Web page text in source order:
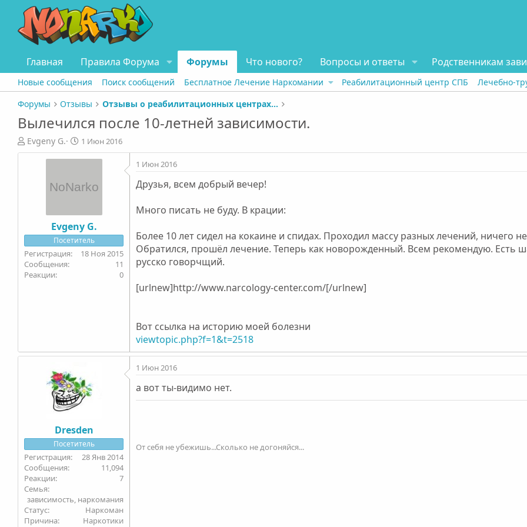
Главная Правила Форума Форумы Что нового? Вопросы и ответы Родственникам
Новые сообщения Поиск сообщений Бесплатное Лечение Наркомании Реабилитационный центр СПБ
Лечебно-
Форумы
Отзывы Отзывы о реабилитационных центрах наркозависимых
Вылечился после 10-летней зависимости.
А
в
Evgeny G.
Д
а
т
н
а
л
а
1 Июн 2016
Evgeny G.
Посетитель
18 Ноя 2015
11
0
1 Июн 2016
Друзья, всем добрый вечер!
Много писать не буду. В крации:
Более 10 лет сидел на кокаине и спидах. Проходил массу разных лечений, ничего
Обратился, прошёл лечение. Теперь как новорожденный. Всем рекомендую. Есть
русско говорчщий.
[urlnew]http://www.narcology-center.com/[/urlnew]
Вот ссылка на историю моей болезни
viewtopic.php?f=1&t=2518
Dresden
Посетитель
28 Янв 2014
11,094
7
Семья
зависимость, наркомания
Статус
Наркоман
Причина
Наркотики
1 Июн 2016
а вот ты-видимо нет.
От себя не убежишь...Сколько не догоняйся...